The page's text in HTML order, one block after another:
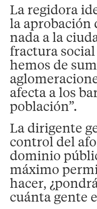
La regidora
la aprobación
nada a la
fractura
hemos de
afecta a los
población”.
La dirigente
control del
dominio
máximo
hacer,
cuánta gente